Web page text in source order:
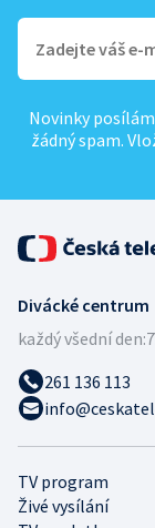
Novinky
žádný spam.